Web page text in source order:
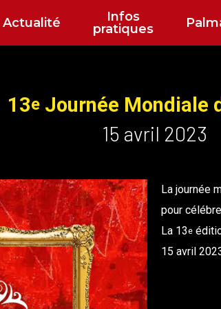
Actualité
Infos
pratiques
13e Journée Mondiale
15 avril 2023
La journée
pour
La 13e
15 avril